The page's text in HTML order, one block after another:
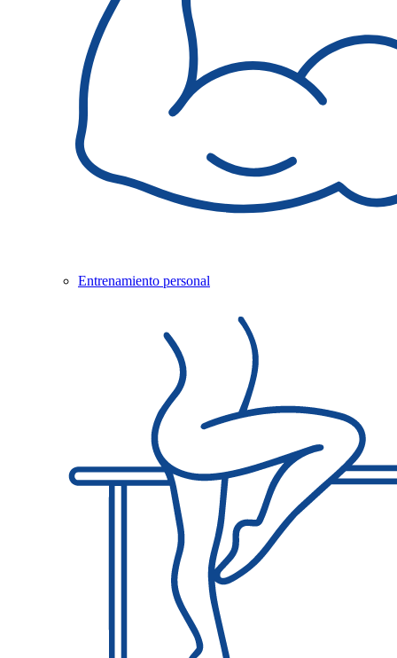
Entrenamiento personal